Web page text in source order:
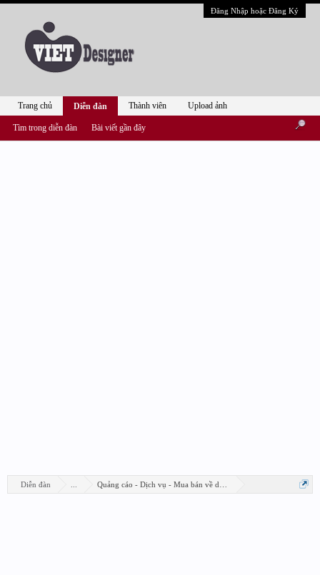
Đăng Nhập hoặc Đăng Ký
Diễn đàn Quảng cáo - Dịch vụ - Mua bán về design
Trang chủ Diễn đàn
Tìm trong diễn đàn Bài viết gần đây
Thành viên Upload ảnh